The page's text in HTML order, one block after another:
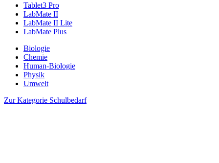
Tablet3 Pro
LabMate II
LabMate II Lite
LabMate Plus
Biologie
Chemie
Human-Biologie
Physik
Umwelt
Zur Kategorie Schulbedarf